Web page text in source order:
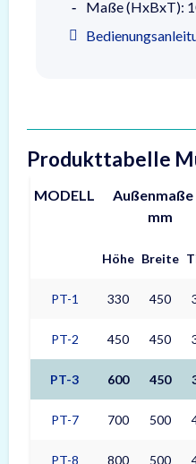
Maße (HxBxT):
Produkttabelle
MODELL
Außenmaße
mm
Höhe Breite
PT-1 330 450
PT-2 450 450
PT-3 600 450
PT-7 700 500
PT-8 800 500